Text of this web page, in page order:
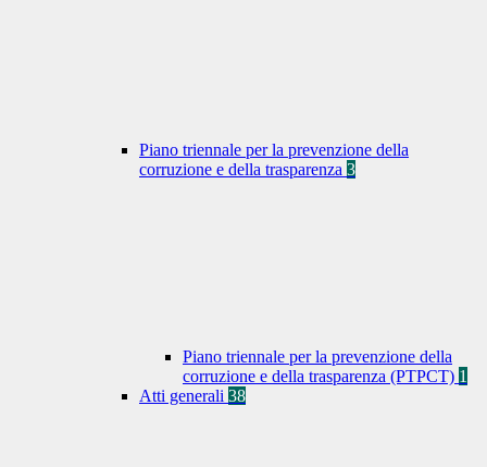
Piano triennale per la prevenzione della
corruzione e della trasparenza 3
Piano triennale per la prevenzione della
corruzione e della trasparenza (PTPCT) 1
Atti generali 38